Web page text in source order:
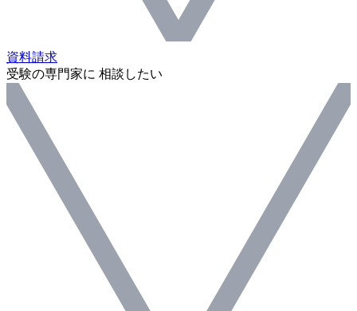
資料請求
受験の専門家に 相談したい